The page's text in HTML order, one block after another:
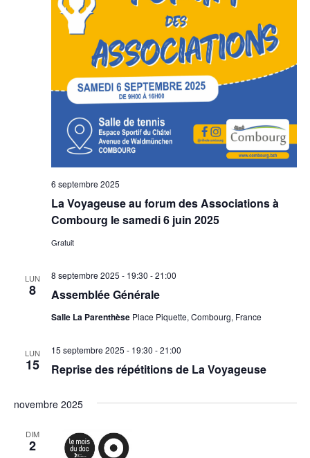
La Voyageuse au forum des Associations à
Combourg le samedi 6 juin 2025
6 septembre 2025
Gratuit
LUN
8 Assemblée Générale
8 septembre 2025 - 19:30 -21:00
Salle La Parenthèse Place Piquette, Combourg, France
LUN
15 Reprise des répétitions de La Voyageuse
15 septembre 2025 - 19:30 -21:00
novembre 2025
DIM
2